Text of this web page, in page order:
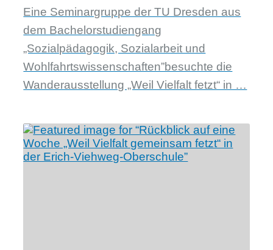
Eine Seminargruppe der TU Dresden aus
dem Bachelorstudiengang
„Sozialpädagogik, Sozialarbeit und
Wohlfahrtswissenschaften”besuchte die
Wanderausstellung „Weil Vielfalt fetzt“ in …